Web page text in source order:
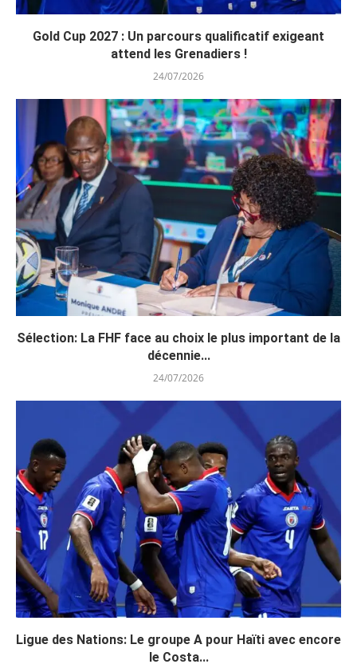
Gold Cup 2027 : Un parcours qualificatif exigeant
attend les Grenadiers !
24/07/2026
Sélection: La FHF face au choix le plus important de la
décennie...
24/07/2026
Ligue des Nations: Le groupe A pour Haïti avec encore
le Costa...